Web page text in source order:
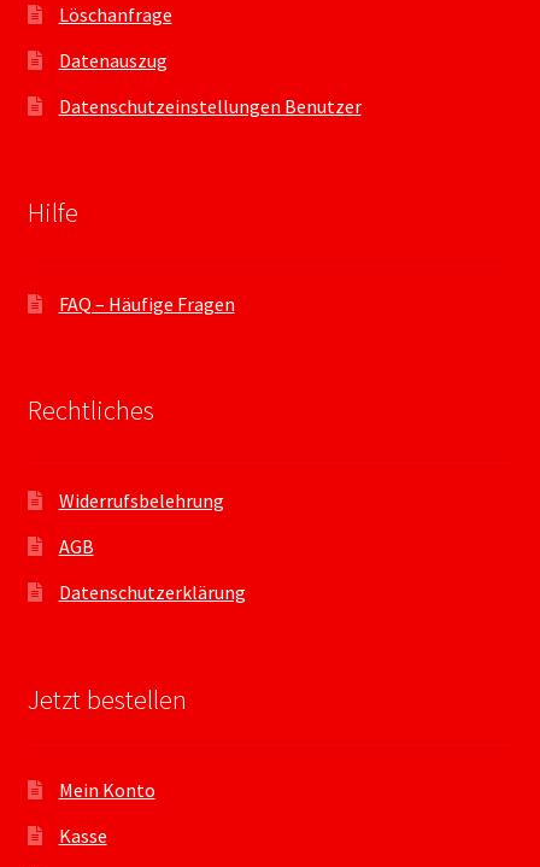
Löschanfrage
Datenauszug
Datenschutzeinstellungen Benutzer
Hilfe
FAQ – Häufige Fragen
Rechtliches
Widerrufsbelehrung
AGB
Datenschutzerklärung
Jetzt bestellen
Mein Konto
Kasse